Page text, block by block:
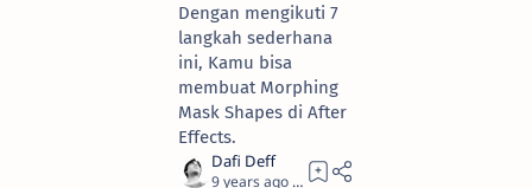
Dengan mengikuti 7
langkah sederhana
ini, Kamu bisa
membuat Morphing
Mask Shapes di After
Effects.
9 years ago 2